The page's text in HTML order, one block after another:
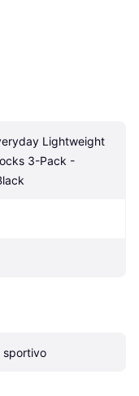
Lightweight
3-Pack -
sportivo